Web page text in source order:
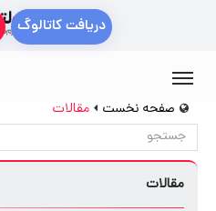
دریافت کاتالوگ
صفحه نخست مقالات
مقالات